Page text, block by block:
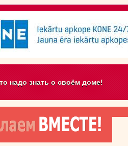
надо знать о своём доме!